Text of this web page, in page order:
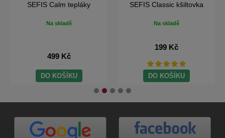
SEFIS Classic kšiltovka
Na skladě
DO KOŠÍKU
SEFIS Snapback kšiltovka
Na skladě
199 Kč
DO KOŠÍKU